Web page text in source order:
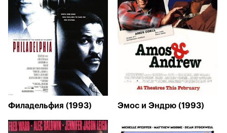
Филадельфия (1993) Эмос и Эндрю (1993)